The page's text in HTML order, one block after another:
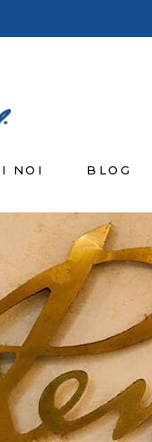
NOI BLOG